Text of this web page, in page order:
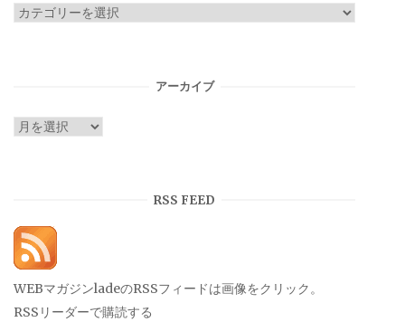
カ
アーカイブ
ア
RSS FEED
WEBマガジンladeのRSSフィードは画像をクリック。
RSSリーダーで購読する